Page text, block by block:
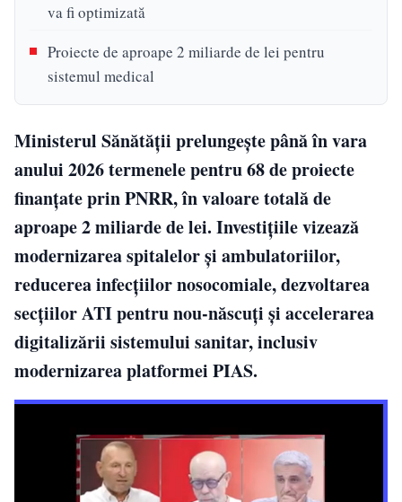
va fi optimizată
Proiecte de aproape 2 miliarde de lei pentru
sistemul medical
Ministerul Sănătății prelungește până în vara
anului 2026 termenele pentru 68 de proiecte
finanțate prin PNRR, în valoare totală de
aproape 2 miliarde de lei. Investițiile vizează
modernizarea spitalelor și ambulatoriilor,
reducerea infecțiilor nosocomiale, dezvoltarea
secțiilor ATI pentru nou-născuți și accelerarea
digitalizării sistemului sanitar, inclusiv
modernizarea platformei PIAS.